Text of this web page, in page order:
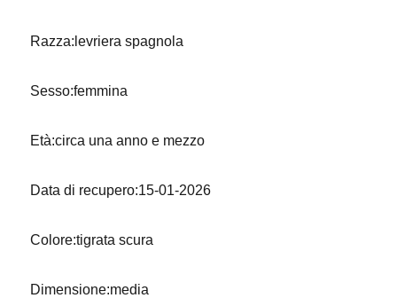
Razza:levriera spagnola
Sesso:femmina
Età:circa una anno e mezzo
Data di recupero:15-01-2026
Colore:tigrata scura
Dimensione:media